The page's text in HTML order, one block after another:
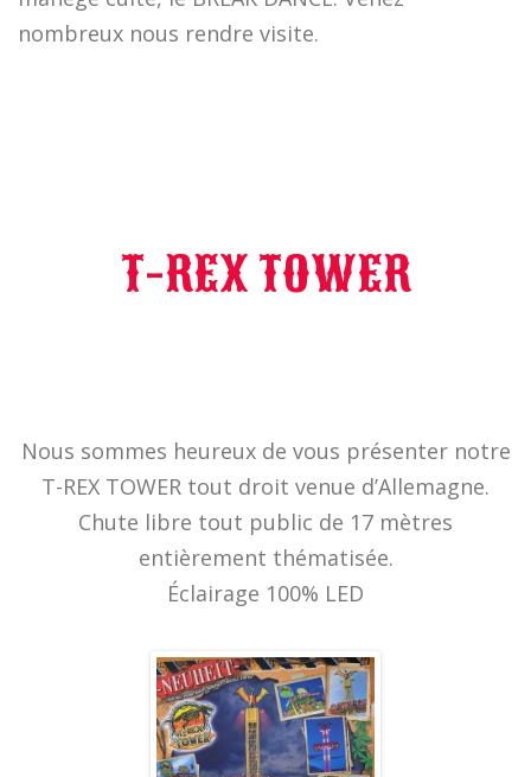
nombreux nous rendre visite.
T-REX TOWER
Nous sommes heureux de vous présenter notre
T-REX TOWER tout droit venue d’Allemagne.
Chute libre tout public de 17 mètres
entièrement thématisée.
Éclairage 100% LED